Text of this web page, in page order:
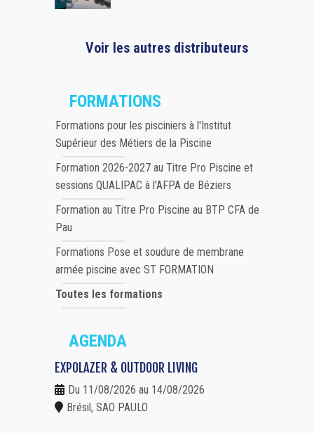
Voir les autres distributeurs
FORMATIONS
Formations pour les pisciniers à l'Institut
Supérieur des Métiers de la Piscine
Formation 2026-2027 au Titre Pro Piscine et
sessions QUALIPAC à l'AFPA de Béziers
Formation au Titre Pro Piscine au BTP CFA de
Pau
Formations Pose et soudure de membrane
armée piscine avec ST FORMATION
Toutes les formations
AGENDA
EXPOLAZER & OUTDOOR LIVING
Du 11/08/2026 au 14/08/2026
Brésil, SAO PAULO